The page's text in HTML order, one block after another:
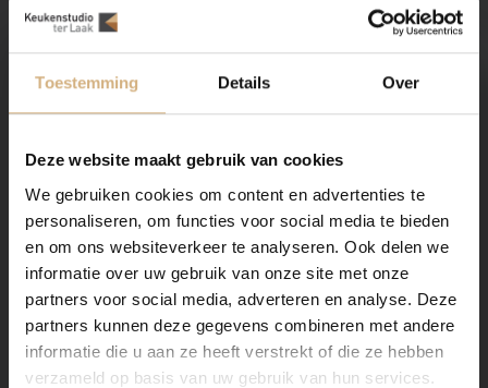
Toestemming Details Over
Deze website maakt gebruik van cookies
We gebruiken cookies om content en advertenties te
personaliseren, om functies voor social media te bieden
en om ons websiteverkeer te analyseren. Ook delen we
informatie over uw gebruik van onze site met onze
partners voor social media, adverteren en analyse. Deze
partners kunnen deze gegevens combineren met andere
informatie die u aan ze heeft verstrekt of die ze hebben
verzameld op basis van uw gebruik van hun services.